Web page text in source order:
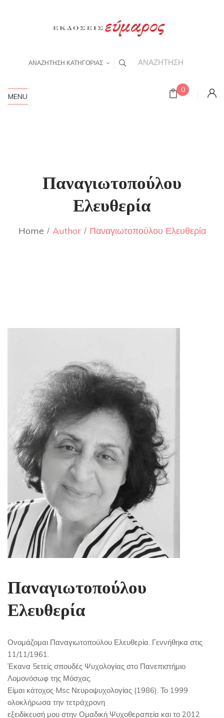
ΑΝΑΖΗΤΗΣΗ ΚΑΤΗΓΟΡΙΑΣ
0
MENU
Παναγιωτοπούλου
Ελευθερία
Home Author Παναγιωτοπούλου Ελευθερία
Παναγιωτοπούλου
Ελευθερία
Ονομάζομαι Παναγιωτοπούλου Ελευθερία. Γεννήθηκα στις
11/11/1961.
Έκανα 5ετείς σπουδές Ψυχολογίας στο Πανεπιστήμιο
Λομονόσωφ της Μόσχας.
Είμαι κάτοχος Msc Νευροψυχολογίας (1986). Το 1999
ολοκλήρωσα την τετράχρονη
εξειδίκευσή μου στην Ομαδική Ψυχοθεραπεία και το 2012